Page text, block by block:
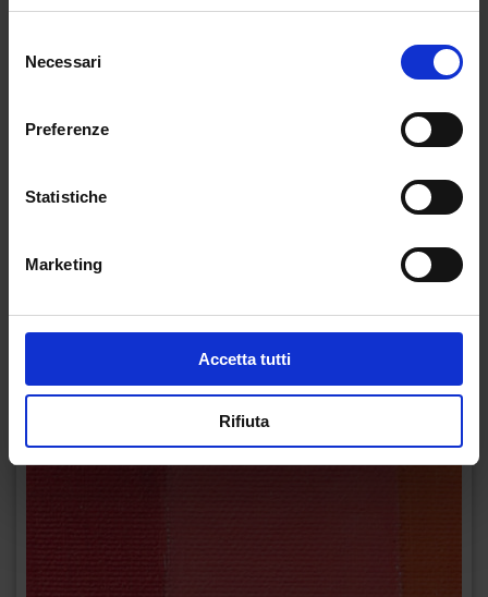
delNecessari
Preferenze
Statistiche
Marketing
Accetta tutti
Rifiuta